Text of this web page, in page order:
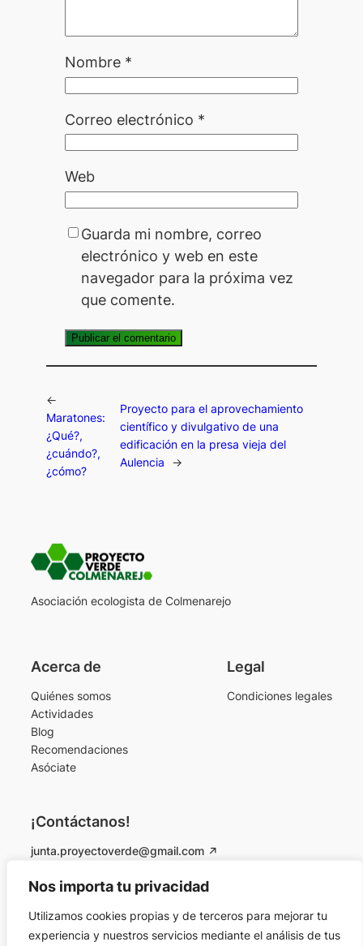
Nos importa tu privacidad
Utilizamos cookies propias y de terceros para mejorar tu
experiencia y nuestros servicios mediante el análisis de tus
Nombre *
Correo electrónico *
Web
Guarda mi nombre, correo
electrónico y web en este
navegador para la próxima vez
que comente.
←
Maratones:
¿Qué?,
¿cuándo?,
¿cómo?
Proyecto para el aprovechamiento
científico y divulgativo de una
edificación en la presa vieja del
Aulencia
→
Asociación ecologista de Colmenarejo
Acerca de
Quiénes somos
Actividades
Blog
Recomendaciones
Asóciate
Legal
Condiciones legales
¡Contáctanos!
junta.proyectoverde@gmail.com
© 2026 Proyecto Verde Colmenarejo. Todos los